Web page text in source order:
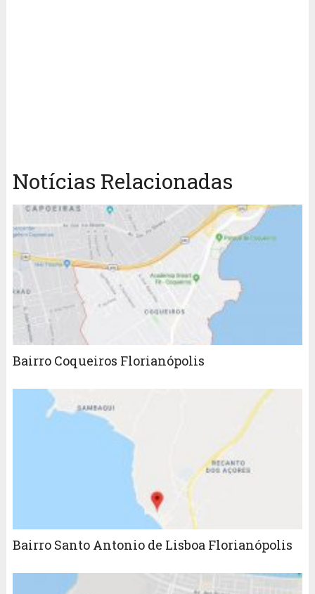
Notícias Relacionadas
Bairro Coqueiros Florianópolis
Bairro Santo Antonio de Lisboa Florianópolis